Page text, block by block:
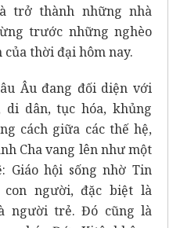
trở thành những nhà
trước những nghèo
thời đại hôm nay.
Âu đang đối diện với
dân, tục hóa, khủng
cách giữa các thế hệ,
Cha vang lên như một
Giáo hội sống nhờ Tin
người, đặc biệt là
người trẻ. Đó cũng là